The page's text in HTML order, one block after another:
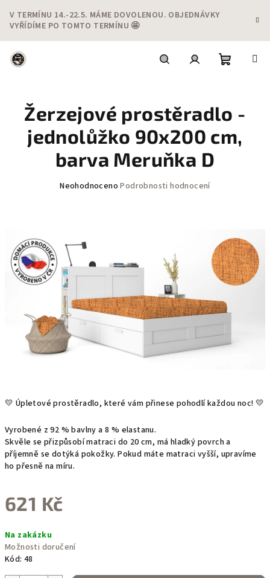
obsah
V TERMÍNU 14.-22.5. MÁME DOVOLENOU. OBJEDNÁVKY
VYŘÍDÍME PO TOMTO TERMÍNU 🤩
košík
💛 Úpletové prostěradlo, které vám přinese pohodlí každou noc! 💛
Vyrobené z 92 % bavlny a 8 % elastanu.
Skvěle se přizpůsobí matraci do 20 cm, má hladký povrch a
příjemně se dotýká pokožky. Pokud máte matraci vyšší, upravíme
ho přesně na míru.
621 Kč
cena:
Na zakázku
Možnosti doručení
Kód: 48
Žerzejové prostěradlo -
jednolůžko 90x200 cm,
barva Meruňka D
Průměrné
hvězdiček.
Neohodnoceno Podrobnosti hodnocení